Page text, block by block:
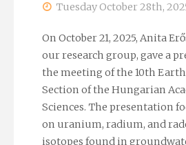
Tuesday October 28th,
On October 21, 2025, Anita
our research group, gave a
the meeting of the 10th Earth
Section of the Hungarian
Sciences. The presentation
on uranium, radium, and
isotopes found in